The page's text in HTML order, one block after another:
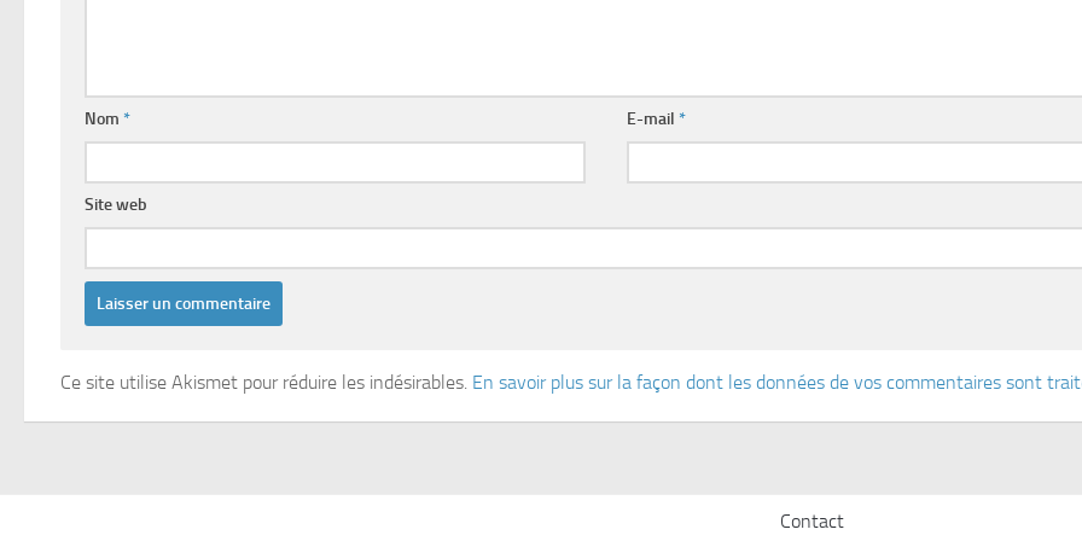
Nom * E-mail*
Site web
Ce site utilise Akismet pour réduire les indésirables. En savoir plus sur la façon dont les données de vos commentaires sont
Contact